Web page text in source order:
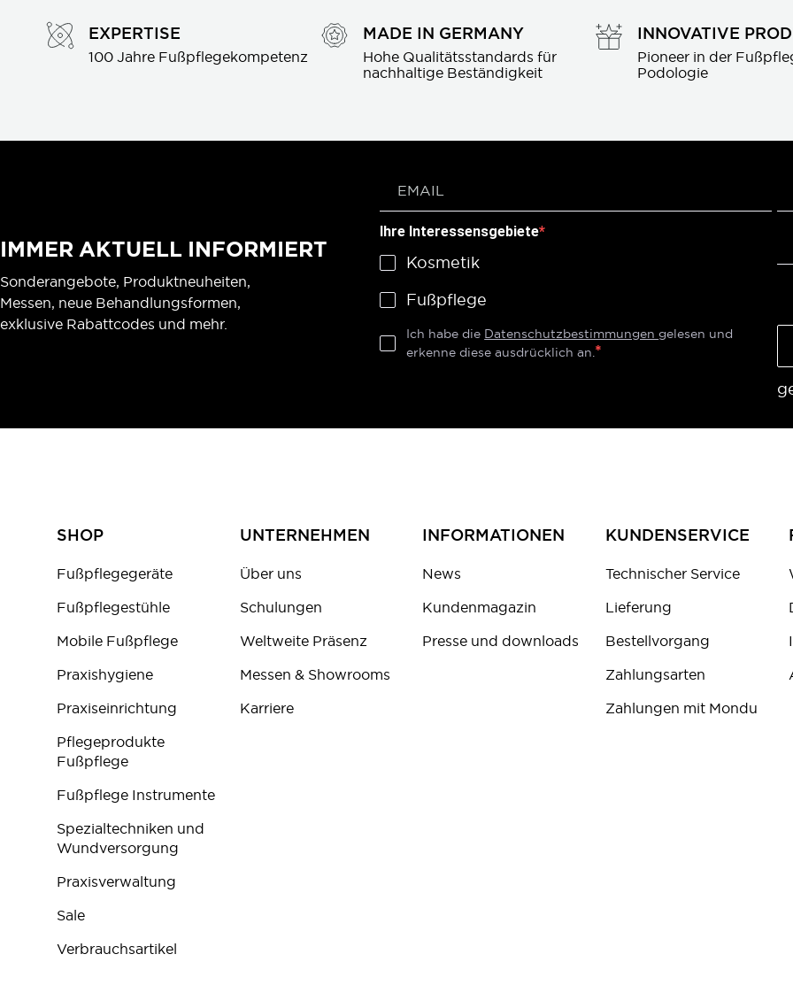
EXPERTISE
100 Jahre Fußpflegekompetenz
MADE IN GERMANY
Hohe Qualitätsstandards für
nachhaltige Beständigkeit
INNOVATIVE
Pioneer in der
Podologie
IMMER AKTUELL INFORMIERT
Sonderangebote, Produktneuheiten,
Messen, neue Behandlungsformen,
exklusive Rabattcodes und mehr.
Ihre Interessensgebiete
Kosmetik
Fußpflege
Ich habe die Datenschutzbestimmungengelesen und
erkenne diese ausdrücklich an.
SHOP
Fußpflegegeräte
Fußpflegestühle
Mobile Fußpflege
Praxishygiene
Praxiseinrichtung
Pflegeprodukte
Fußpflege
Fußpflege Instrumente
Spezialtechniken und
Wundversorgung
Praxisverwaltung
Sale
Verbrauchsartikel
UNTERNEHMEN
Über uns
Schulungen
Weltweite Präsenz
Messen & Showrooms
Karriere
INFORMATIONEN
News
Kundenmagazin
Presse und downloads
KUNDENSERVICE
Technischer Service
Lieferung
Bestellvorgang
Zahlungsarten
Zahlungen mit Mondu